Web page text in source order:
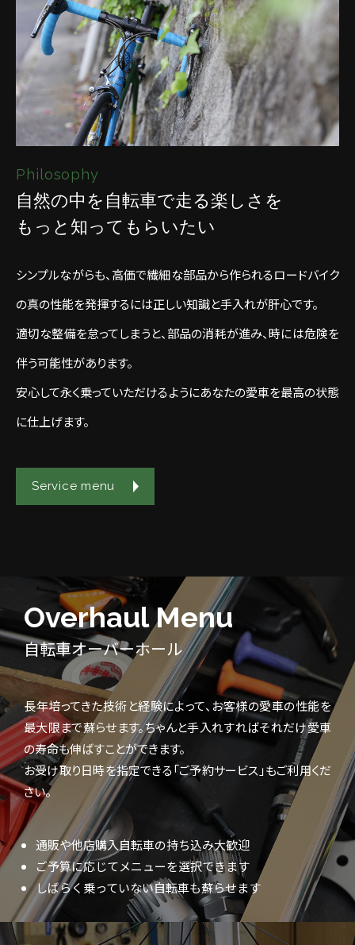
Philosophy
自然の中を自転車で走る楽しさを
もっと知ってもらいたい
シンプルながらも、高価で繊細な部品から作られるロードバイク
の真の性能を発揮するには正しい知識と手入れが肝心です。
適切な整備を怠ってしまうと、部品の消耗が進み、時には危険を
伴う可能性があります。
安心して永く乗っていただけるようにあなたの愛車を最高の状態
に仕上げます。
Service menu
Overhaul Menu
自転車オーバーホール
長年培ってきた技術と経験によって、お客様の愛車の性能を
最大限まで蘇らせます。ちゃんと手入れすればそれだけ愛車
の寿命も伸ばすことができます。
お受け取り日時を指定できる「ご予約サービス」もご利用くだ
さい。
通販や他店購入自転車の持ち込み大歓迎
ご予算に応じてメニューを選択できます
しばらく乗っていない自転車も蘇らせます